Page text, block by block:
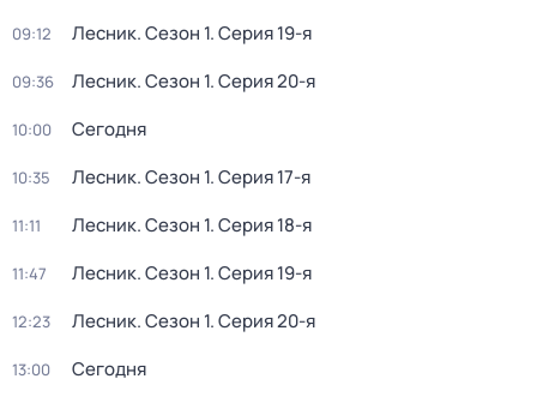
09:12 Лесник. Сезон 1. Серия 19-я
09:36 Лесник. Сезон 1. Серия 20-я
10:00 Сегодня
10:35 Лесник. Сезон 1. Серия 17-я
11:11 Лесник. Сезон 1. Серия 18-я
11:47 Лесник. Сезон 1. Серия 19-я
12:23 Лесник. Сезон 1. Серия 20-я
13:00 Сегодня